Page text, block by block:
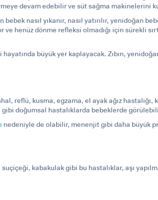
devam edebilir ve süt sağma makinelerini
nasıl yıkanır, nasıl yatırılır, yenidoğan
henüz dönme refleksi olmadığı için sürekli
büyük yer kaplayacak. Zıbın,
reflü, kusma, egzama, el ayak ağız hastalığı,
doğumsal hastalıklarda bebeklerde
nedeniyle de olabilir, menenjit gibi daha büyük
suçiçeği, kabakulak gibi bu hastalıklar, aşı